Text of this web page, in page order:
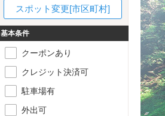
スポット変更[市区町村]
基本条件
クーポンあり
クレジット決済可
駐車場有
外出可